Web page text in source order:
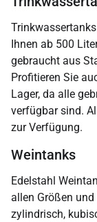
Ihnen ab 500
gebraucht aus
Profitieren Sie
Lager, da alle
verfügbar sind.
zur Verfügung.
Weintanks
Edelstahl
allen Größen
zylindrisch,